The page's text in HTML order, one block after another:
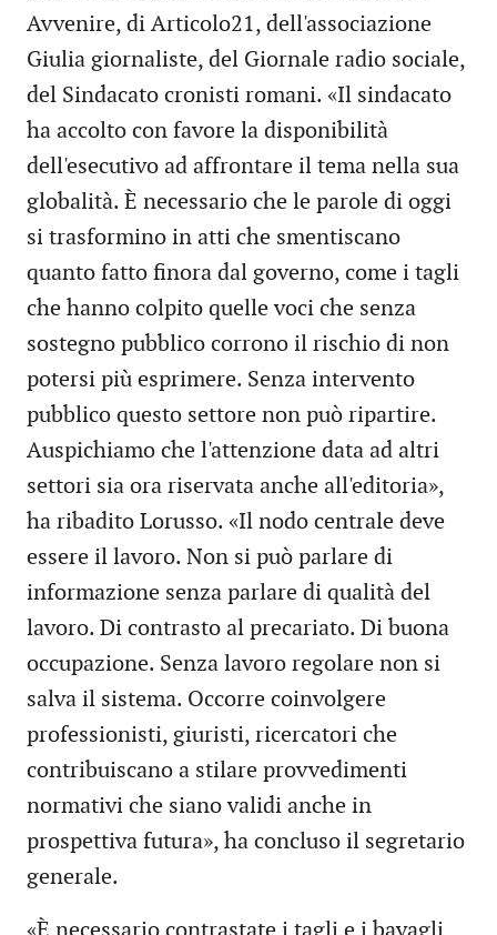
Avvenire, di Articolo21, dell'associazione
Giulia giornaliste, del Giornale radio sociale,
del Sindacato cronisti romani. «Il sindacato
ha accolto con favore la disponibilità
dell'esecutivo ad affrontare il tema nella sua
globalità. È necessario che le parole di oggi
si trasformino in atti che smentiscano
quanto fatto finora dal governo, come i tagli
che hanno colpito quelle voci che senza
sostegno pubblico corrono il rischio di non
potersi più esprimere. Senza intervento
pubblico questo settore non può ripartire.
Auspichiamo che l'attenzione data ad altri
settori sia ora riservata anche all'editoria»,
ha ribadito Lorusso. «Il nodo centrale deve
essere il lavoro. Non si può parlare di
informazione senza parlare di qualità del
lavoro. Di contrasto al precariato. Di buona
occupazione. Senza lavoro regolare non si
salva il sistema. Occorre coinvolgere
professionisti, giuristi, ricercatori che
contribuiscano a stilare provvedimenti
normativi che siano validi anche in
prospettiva futura», ha concluso il segretario
generale.